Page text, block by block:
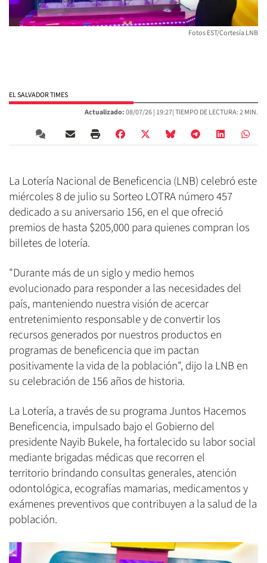
Fotos EST/Cortesía LNB
EL SALVADOR TIMES
Actualizado:08/07/26 | 19:27| TIEMPO DE LECTURA: 2 MIN.
La Lotería Nacional de Beneficencia (LNB) celebró este
miércoles 8 de julio su Sorteo LOTRA número 457
dedicado a su aniversario 156, en el que ofreció
premios de hasta $205,000 para quienes compran los
billetes de lotería.
"Durante más de un siglo y medio hemos
evolucionado para responder a las necesidades del
país, manteniendo nuestra visión de acercar
entretenimiento responsable y de convertir los
recursos generados por nuestros productos en
programas de beneficencia que im pactan
positivamente la vida de la población", dijo la LNB en
su celebración de 156 años de historia.
La Lotería, a través de su programa Juntos Hacemos
Beneficencia, impulsado bajo el Gobierno del
presidente Nayib Bukele, ha fortalecido su labor social
mediante brigadas médicas que recorren el
territorio brindando consultas generales, atención
odontológica, ecografías mamarias, medicamentos y
exámenes preventivos que contribuyen a la salud de la
población.